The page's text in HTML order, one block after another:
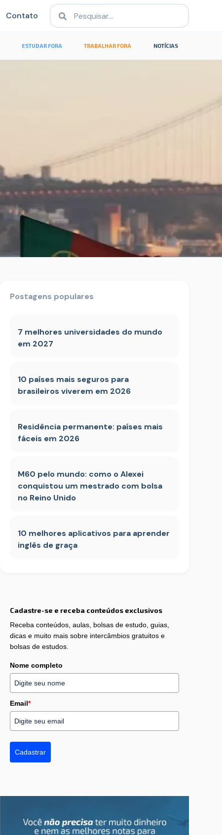
Contato
ESTUDAR FORA TRABALHAR FORA NOTÍCIAS
Postagens populares
7 melhores universidades do mundo
em 2027
10 países mais seguros para
brasileiros viverem em 2026
Residência permanente: países mais
fáceis em 2026
M60 pelo mundo: como o Alexei
conquistou um mestrado com bolsa
no Reino Unido
10 melhores aplicativos para aprender
inglês de graça
Cadastre-se e receba conteúdos exclusivos
Receba conteúdos, aulas, bolsas de estudo, guias,
dicas e muito mais sobre intercâmbios gratuitos e
bolsas de estudos.
Nome completo
Email*
Cadastrar